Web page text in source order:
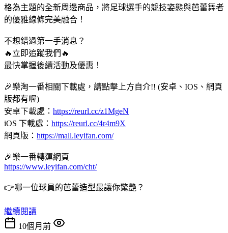
格為主題的全新周邊商品，將足球選手的競技姿態與芭蕾舞者
的優雅線條完美融合！
不想錯過第一手消息？
🔥立即追蹤我們🔥
最快掌握後續活動及優惠！
🎉樂淘一番相關下載處，請點擊上方自介!! (安卓、IOS、網頁
版都有喔)
安卓下載處： https://reurl.cc/z1MgeN
iOS 下載處： https://reurl.cc/4r4m9X
網頁版： https://mall.leyifan.com/
🎉樂一番轉運網頁
https://www.leyifan.com/cht/
👉哪一位球員的芭蕾造型最讓你驚艷？
繼續閱讀
10個月前